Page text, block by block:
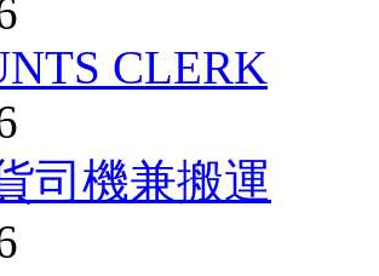
CLERK
司機兼搬運